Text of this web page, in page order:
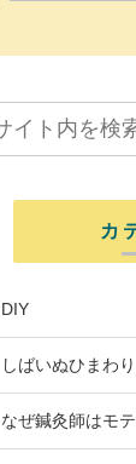
カ
DIY
しばいぬひまわり
なぜ鍼灸師はモテ